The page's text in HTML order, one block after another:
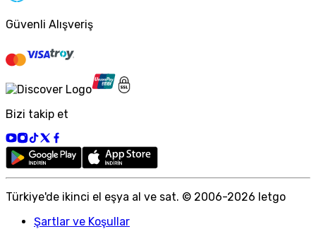
Güvenli Alışveriş
Bizi takip et
Türkiye'de ikinci el eşya al ve sat. © 2006-2026 letgo
Şartlar ve Koşullar